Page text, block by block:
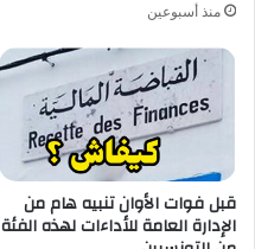
منذ أسبوعين
قبل فوات الأوان تنبيه هام من
الإدارة العامة للأداءات لهذه الفئة